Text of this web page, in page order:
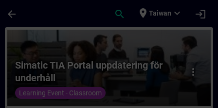
arrow_back search place Taiwan expand_more login
課程 - Simatic TIA Portal uppdatering för
more_vert
Simatic TIA Portal uppdatering för
underhåll
Learning Event - Classroom